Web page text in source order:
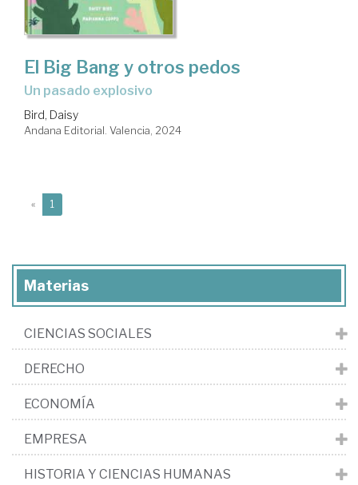
El Big Bang y otros pedos
un pasado explosivo
Bird, Daisy
Andana Editorial. Valencia, 2024
« 1
Materias
CIENCIAS SOCIALES
DERECHO
ECONOMÍA
EMPRESA
HISTORIA Y CIENCIAS HUMANAS